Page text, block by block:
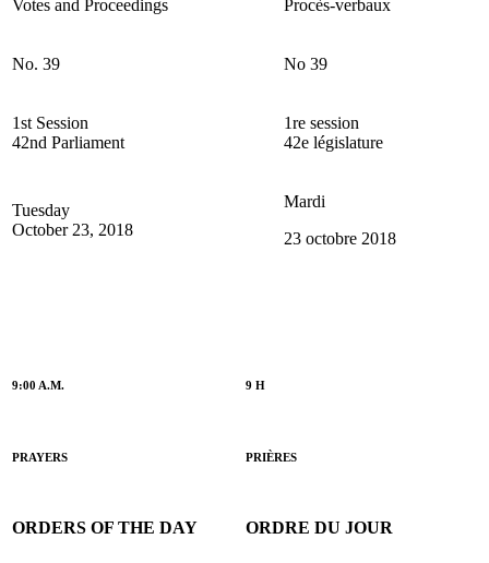
Votes and Proceedings Procès-verbaux
No. 39 No 39
1st Session
42nd Parliament
1re session
42e législature
Tuesday
October 23, 2018
Mardi
23 octobre 2018
9:00 A.M. 9 H
PRAYERS PRIÈRES
ORDERS OF THE DAY ORDRE DU JOUR